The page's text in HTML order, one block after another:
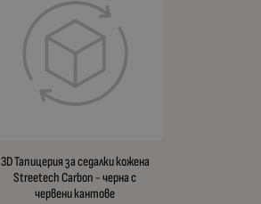
3D Тапицерия за седалки кожена
Streetech Carbon - черна с
червени кантове